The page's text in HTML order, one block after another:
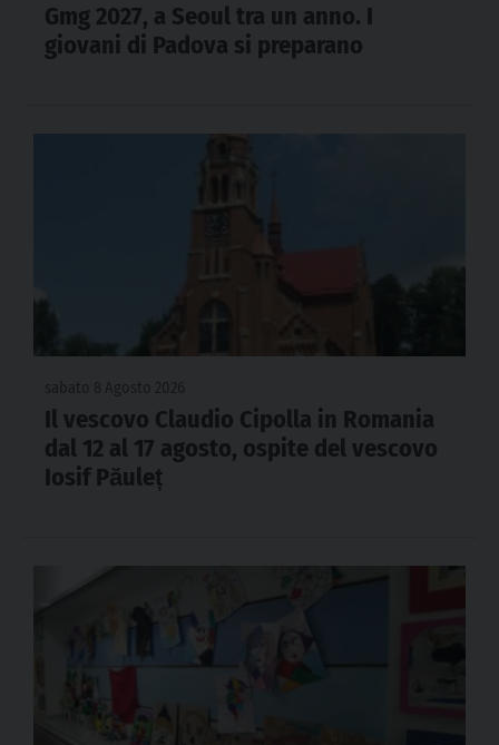
Gmg 2027, a Seoul tra un anno. I
giovani di Padova si preparano
Il vescovo Claudio Cipolla in Romania
dal 12 al 17 agosto, ospite del vescovo
Iosif Păuleț